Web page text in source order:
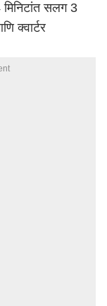
मिनिटांत सलग 3
क्वार्टर